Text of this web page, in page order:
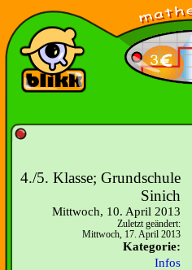
4./5. Klasse; Grundschule
Sinich
Mittwoch, 10. April 2013
Zuletzt geändert:
Mittwoch, 17. April 2013
Kategorie:
Infos